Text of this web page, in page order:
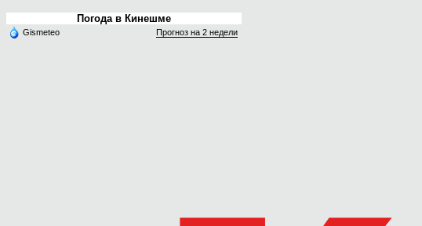
Погода в Кинешме
Gismeteo Прогноз на 2 недели